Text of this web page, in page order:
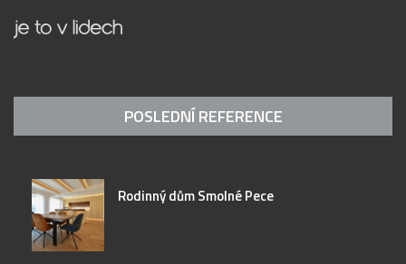
POSLEDNÍ REFERENCE
Rodinný dům Smolné Pece